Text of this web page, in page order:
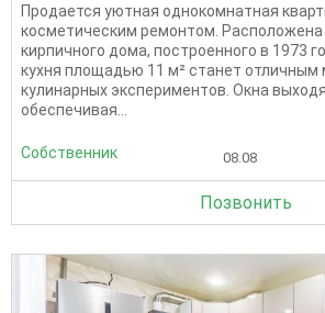
Продается уютная однокомнатная
косметическим ремонтом. Расположена
кирпичного дома, построенного в 1973
кухня площадью 11 м² станет отличным
кулинарных экспериментов. Окна
обеспечивая...
Собственник 08.08
Позвонить